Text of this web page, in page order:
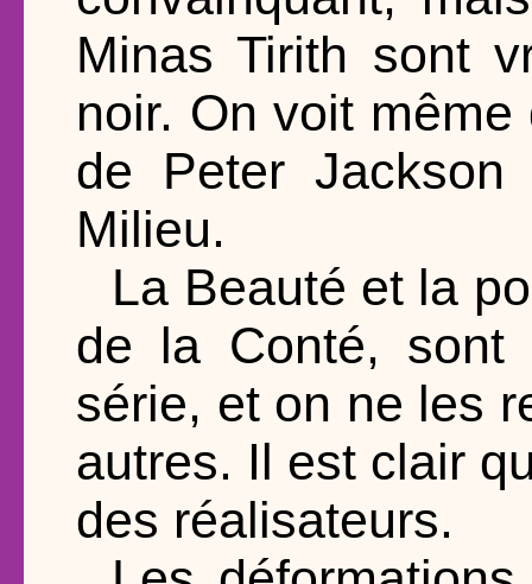
Minas Tirith sont
noir. On voit
de Peter
Milieu.
La Beauté et la
de la Conté, sont
série, et on ne les
autres. Il est clair
des réalisateurs.